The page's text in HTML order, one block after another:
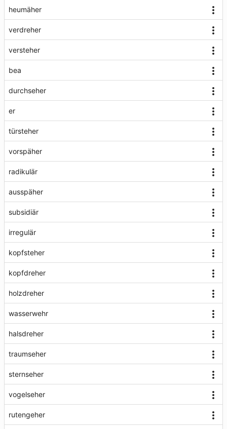
heumäher
verdreher
versteher
bea
durchseher
er
türsteher
vorspäher
radikulär
ausspäher
subsidiär
irregulär
kopfsteher
kopfdreher
holzdreher
wasserwehr
halsdreher
traumseher
sternseher
vogelseher
rutengeher